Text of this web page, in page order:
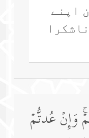
اپنے
وَإِنۡ عُدتُّمۡ